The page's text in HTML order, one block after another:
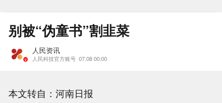
别被“伪童书”割韭菜
人民资讯
人民科技官方账号 07.08 00:00
本文转自：河南日报